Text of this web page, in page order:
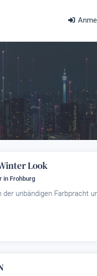
Look
in Frohburg
unbändigen Farbpracht